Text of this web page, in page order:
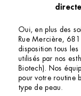
Oui, en plus des
Rue Mercière,
disposition tous
utilisés par nos
Biotech). Nos
pour votre routine
type de peau.